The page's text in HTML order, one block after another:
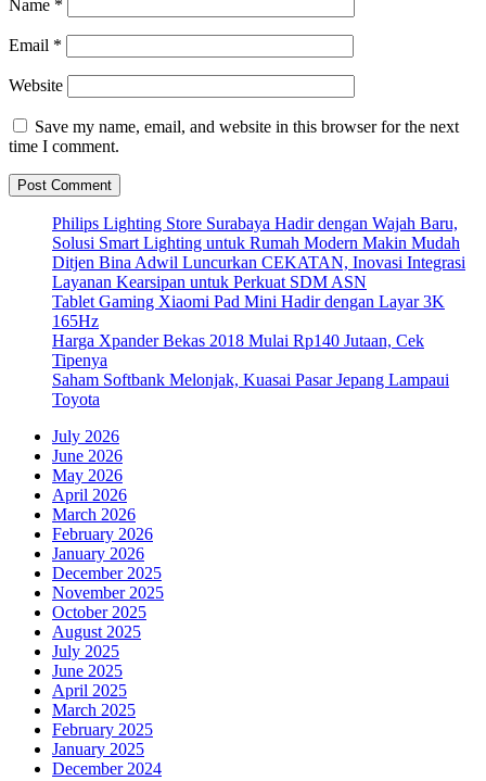
Name *
Email *
Website
Save my name, email, and website in this browser for the next
time I comment.
Philips Lighting Store Surabaya Hadir dengan Wajah Baru,
Solusi Smart Lighting untuk Rumah Modern Makin Mudah
Ditjen Bina Adwil Luncurkan CEKATAN, Inovasi Integrasi
Layanan Kearsipan untuk Perkuat SDM ASN
Tablet Gaming Xiaomi Pad Mini Hadir dengan Layar 3K
165Hz
Harga Xpander Bekas 2018 Mulai Rp140 Jutaan, Cek
Tipenya
Saham Softbank Melonjak, Kuasai Pasar Jepang Lampaui
Toyota
July 2026
June 2026
May 2026
April 2026
March 2026
February 2026
January 2026
December 2025
November 2025
October 2025
August 2025
July 2025
June 2025
April 2025
March 2025
February 2025
January 2025
December 2024